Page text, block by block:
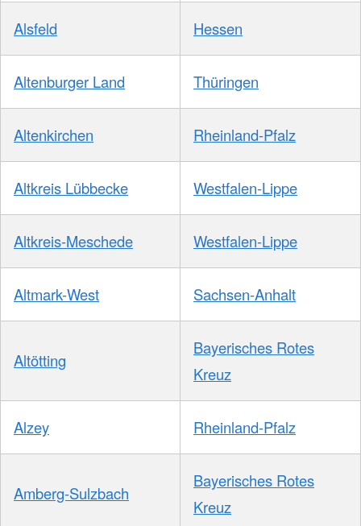
Alsfeld Hessen
Altenburger Land Thüringen
Altenkirchen Rheinland-Pfalz
Altkreis Lübbecke Westfalen-Lippe
Altkreis-Meschede Westfalen-Lippe
Altmark-West Sachsen-Anhalt
Altötting
Bayerisches Rotes
Kreuz
Alzey Rheinland-Pfalz
Amberg-Sulzbach
Bayerisches Rotes
Kreuz